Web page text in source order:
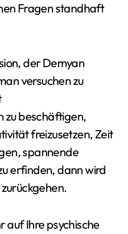
Fragen standhaft
der Demyan
versuchen zu
zu beschäftigen,
freizusetzen, Zeit
spannende
erfinden, dann wird
auf Ihre psychische